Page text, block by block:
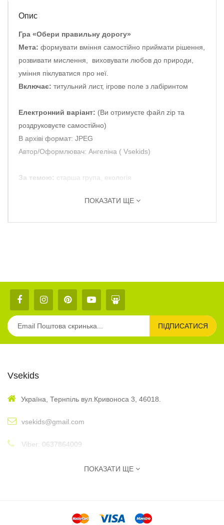
Опис
Гра «Обери правильну дорогу»
Мета: формувати вміння самостійно приймати рішення,
розвивати мислення, виховувати любов до природи,
уміння піклуватися про неї.
Включає: титульний лист, ігрове поле з лабіринтом
Електронний варіант: (Ви отримуєте файл zip та
роздруковуєте самостійно)
В архіві формат: JPEG
Автор/Оформлювач: Ангеліна ( Vsekids)
За темою: старша група, екологія
ПОКАЗАТИ ЩЕ
ПІДПИСАТИСЯ
Vsekids
Україна, Тернпіль вул.Кривоноса 3, 46018.
vsekids@gmail.com
Viber: 0637864009
: 10:00 - 17:00ПОКАЗАТИ ЩЕ